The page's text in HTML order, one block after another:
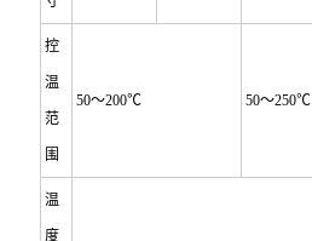
控
温
范
围
50～200℃ 50～250℃
温
度